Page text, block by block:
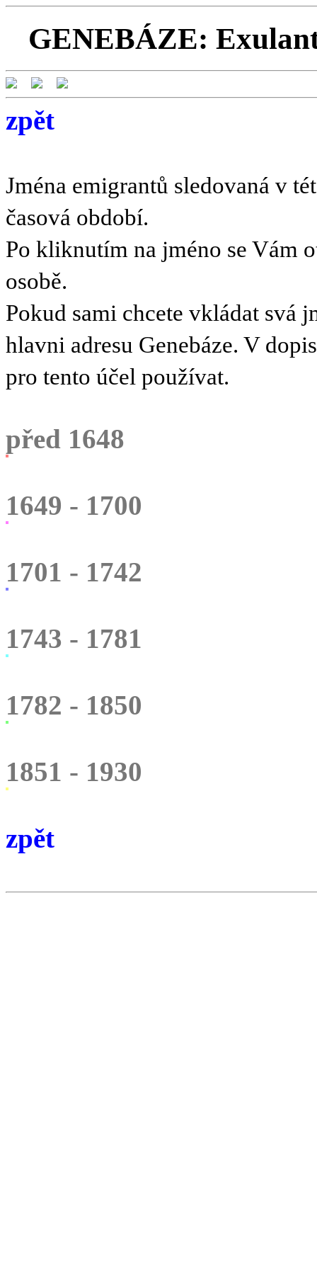
GENEBÁZE:
zpět
Jména emigrantů sledovaná v
časová období.
Po kliknutím na jméno se Vám
osobě.
Pokud sami chcete vkládat svá
hlavni adresu Genebáze. V
pro tento účel používat.
před 1648
1649 - 1700
1701 - 1742
1743 - 1781
1782 - 1850
1851 - 1930
zpět